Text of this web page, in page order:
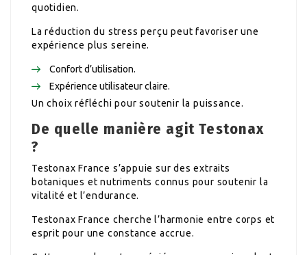
quotidien.
La réduction du stress perçu peut favoriser une
expérience plus sereine.
Confort d’utilisation.
Expérience utilisateur claire.
Un choix réfléchi pour soutenir la puissance.
De quelle manière agit Testonax
?
Testonax France s’appuie sur des extraits
botaniques et nutriments connus pour soutenir la
vitalité et l’endurance.
Testonax France cherche l’harmonie entre corps et
esprit pour une constance accrue.